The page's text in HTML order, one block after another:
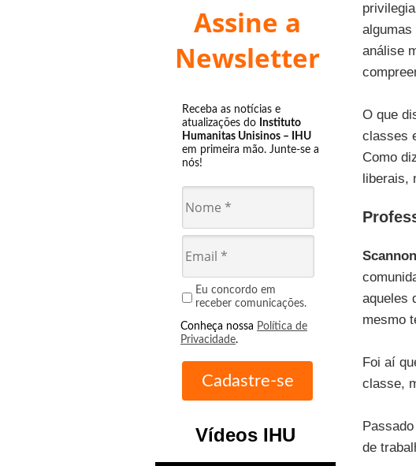
Assine a
Newsletter
Receba as notícias e
atualizações do Instituto
Humanitas Unisinos – IHU
em primeira mão. Junte-se a
nós!
Eu concordo em
receber comunicações.
Conheça nossa Política de
Privacidade.
Vídeos IHU
análise
O que
classes
Como
liberais,
aqueles
mesmo
Foi aí
classe,
de